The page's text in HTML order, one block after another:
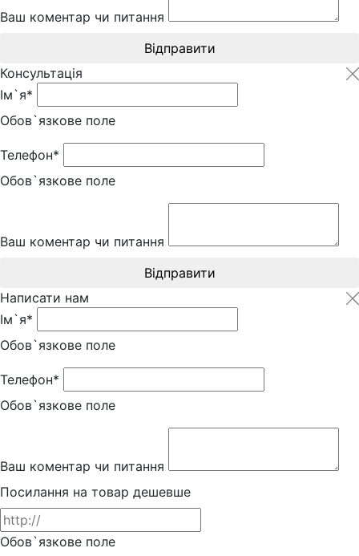
Ваш коментар чи питання
Відправити
Консультація
Ім`я*
Обов`язкове поле
Телефон*
Обов`язкове поле
Ваш коментар чи питання
Відправити
Написати нам
Ім`я*
Обов`язкове поле
Телефон*
Обов`язкове поле
Ваш коментар чи питання
Посилання на товар дешевше
Обов`язкове поле